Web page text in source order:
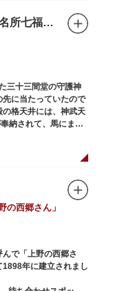
ます。また、浅草名
でも賑わうスポット
矢先稲荷神社（浅草名所七福神 福禄寿）
三十三間堂の守護神
に当たっていたので
の格天井には、神武天
納されて、馬にまつ
の西郷さん」
で「上野の西郷さ
年に建立されまし